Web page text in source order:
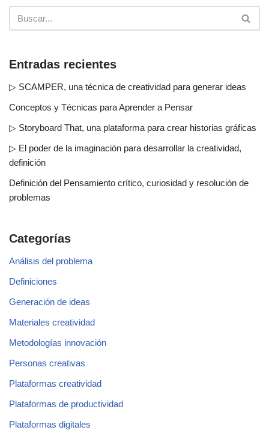
Entradas recientes
▷ SCAMPER, una técnica de creatividad para generar ideas
Conceptos y Técnicas para Aprender a Pensar
▷ Storyboard That, una plataforma para crear historias gráficas
▷ El poder de la imaginación para desarrollar la creatividad,
definición
Definición del Pensamiento crítico, curiosidad y resolución de
problemas
Categorías
Análisis del problema
Definiciones
Generación de ideas
Materiales creatividad
Metodologías innovación
Personas creativas
Plataformas creatividad
Plataformas de productividad
Plataformas digitales